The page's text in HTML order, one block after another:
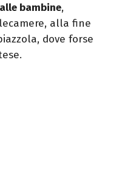
bambine,
alla fine
dove forse